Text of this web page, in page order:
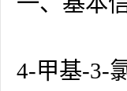
4-甲基-3-